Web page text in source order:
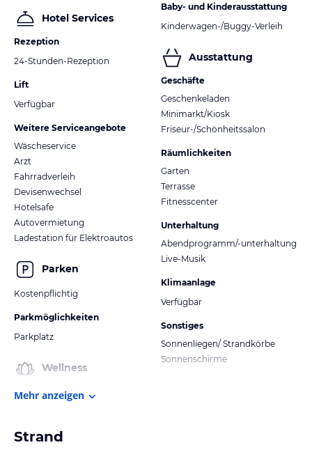
Hotel Services
Rezeption
24-Stunden-Rezeption
Lift
Verfügbar
Weitere Serviceangebote
Wäscheservice
Arzt
Fahrradverleih
Devisenwechsel
Hotelsafe
Autovermietung
Ladestation für Elektroautos
Parken
Kostenpflichtig
Parkmöglichkeiten
Parkplatz
Wellness
Baby- und Kinderausstattung
Kinderwagen-/Buggy-Verleih
Ausstattung
Geschäfte
Geschenkeladen
Minimarkt/Kiosk
Friseur-/Schönheitssalon
Räumlichkeiten
Garten
Terrasse
Fitnesscenter
Unterhaltung
Abendprogramm/-unterhaltung
Live-Musik
Klimaanlage
Verfügbar
Sonstiges
Sonnenliegen/ Strandkörbe
Sonnenschirme
Mehr anzeigen
Strand